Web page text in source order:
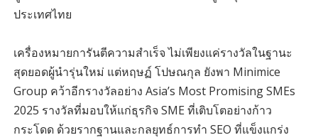
ประเทศไทย
เครื่องหมายการันตีความสำเร็จ ไม่เพียงแค่รางวัลในฐานะ
สุดยอดผู้นำรุ่นใหม่ แต่หฤษฏ์ โปษณกุล ยังพา Minimice
Group คว้าอีกรางวัลอย่าง Asia’s Most Promising SMEs
2025 รางวัลที่มอบให้แก่ธุรกิจ SME ที่เติบโตอย่างก้าว
กระโดด ด้วยรากฐานและกลยุทธ์การทำ SEO ที่แข็งแกร่ง